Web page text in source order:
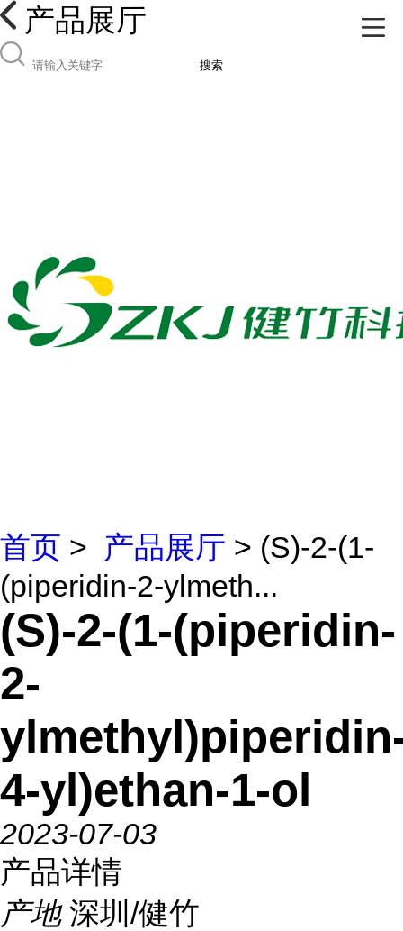
产品展厅
搜索
首页 > 产品展厅 > (S)-2-(1-
(piperidin-2-ylmeth...
(S)-2-(1-(piperidin-
2-
4-yl)ethan-1-ol
2023-07-03
产品详情
产地 深圳/健竹